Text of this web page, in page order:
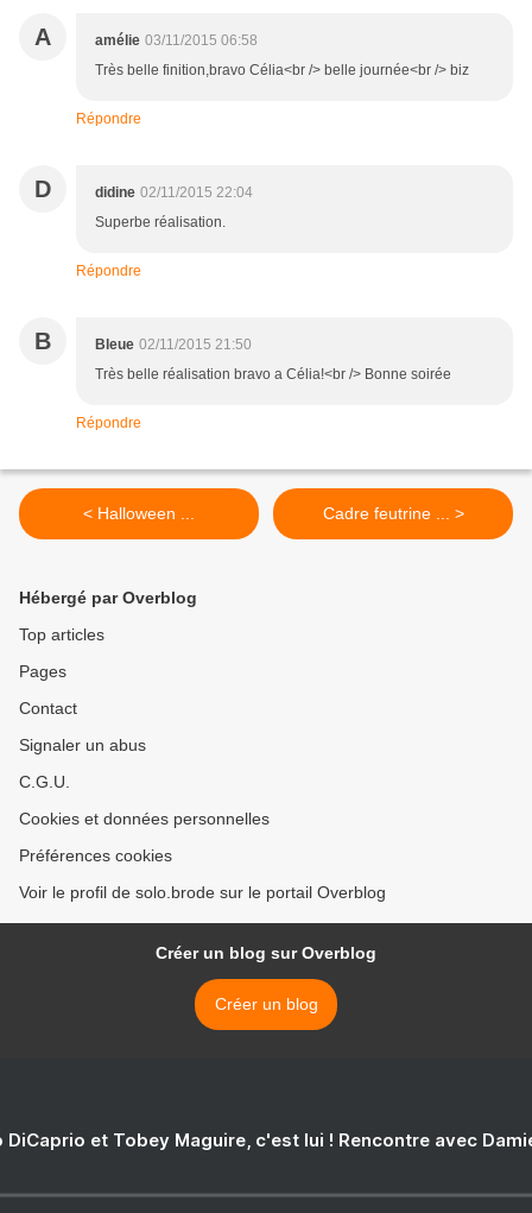
A amélie 03/11/2015 06:58
Très belle finition,bravo Célia<br /> belle journée<br /> biz
Répondre
D didine 02/11/2015 22:04
Superbe réalisation.
Répondre
B Bleue 02/11/2015 21:50
Très belle réalisation bravo a Célia!<br /> Bonne soirée
Répondre
< Halloween ... Cadre feutrine ... >
Hébergé par Overblog
Top articles
Pages
Contact
Signaler un abus
C.G.U.
Cookies et données personnelles
Préférences cookies
Voir le profil de solo.brode sur le portail Overblog
Créer un blog sur Overblog
Créer un blog
DiCaprio et Tobey Maguire, c'est lui ! Rencontre avec